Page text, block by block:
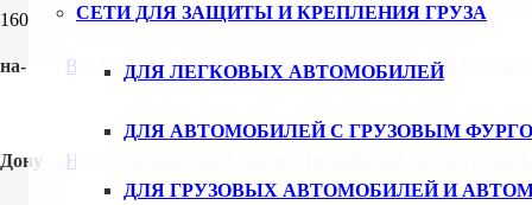
на-
Дону
Владивосток ВолгоградВоронежЕкатеринбургИжевск
Новгород
СЕТИ ДЛЯ ЗАЩИТЫ И КРЕПЛЕНИЯ ГРУЗА
ДЛЯ ЛЕГКОВЫХ АВТОМОБИЛЕЙ
ДЛЯ АВТОМОБИЛЕЙ С ГРУЗОВЫМ
ДЛЯ ГРУЗОВЫХ АВТОМОБИЛЕЙ И
Главная/ Каталог/ Сети для защиты груза и крепления груза